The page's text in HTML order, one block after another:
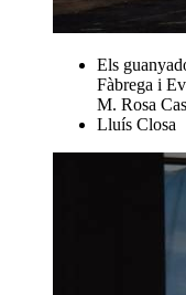
Els
Fàbrega i
M. Rosa
Lluís Closa